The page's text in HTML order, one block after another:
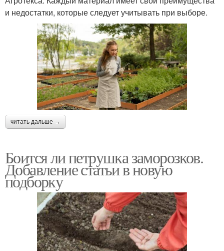
и недостатки, которые следует учитывать при выборе.
читать дальше →
Боится ли петрушка заморозков.
Добавление статьи в новую
подборку